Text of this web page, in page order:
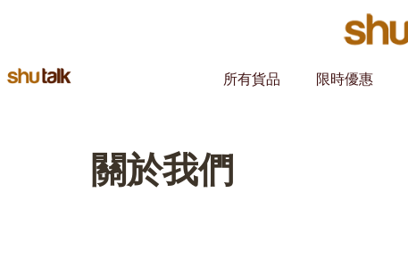
to
所有貨品 限時優惠
關於我們